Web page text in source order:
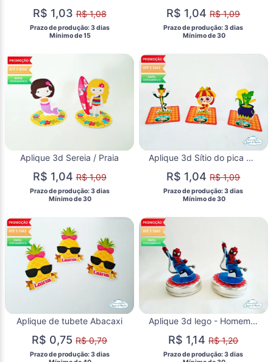
R$ 1,03R$ 1,08
Prazo de produção: 3 dias
  Mínimo de 15
R$ 1,04R$ 1,09
Prazo de produção: 3 dias
  Mínimo de 30
Aplique 3d Sereia / Praia
R$ 1,04R$ 1,09
Prazo de produção: 3 dias
  Mínimo de 30
Aplique 3d Sítio do pica pau amarelo
R$ 1,04R$ 1,09
Prazo de produção: 3 dias
  Mínimo de 30
Aplique de tubete Abacaxi
R$ 0,75R$ 0,79
Prazo de produção: 3 dias
Aplique 3d lego - Homem Aranha
R$ 1,14R$ 1,20
Prazo de produção: 3 dias